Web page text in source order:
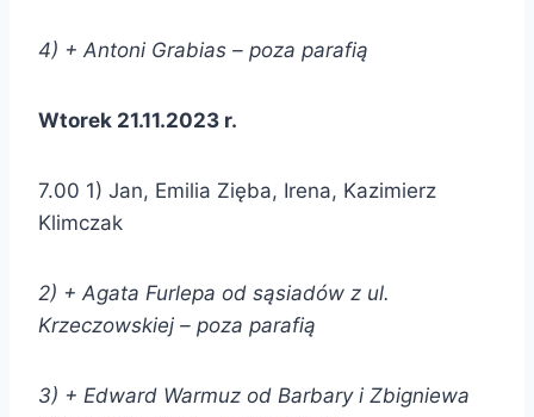
4) + Antoni Grabias – poza parafią
Wtorek 21.11.2023 r.
7.00 1) Jan, Emilia Zięba, Irena, Kazimierz
Klimczak
2) + Agata Furlepa od sąsiadów z ul.
Krzeczowskiej – poza parafią
3) + Edward Warmuz od Barbary i Zbigniewa